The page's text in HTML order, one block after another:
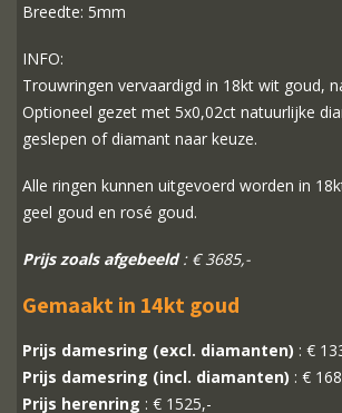
Breedte: 5mm
INFO:
Trouwringen vervaardigd in 18kt wit goud,
Optioneel gezet met 5x0,02ct natuurlijke
geslepen of diamant naar keuze.
Alle ringen kunnen uitgevoerd worden in
geel goud en rosé goud.
Prijs zoals afgebeeld: € 3685,-
Gemaakt in 14kt goud
Prijs damesring (excl. diamanten) : €
Prijs damesring (incl. diamanten) : €
Prijs herenring : € 1525,-